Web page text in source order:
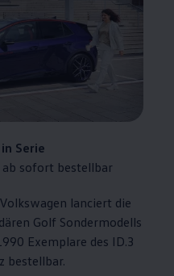
in Serie
sofort bestellbar
Volkswagen lanciert die
Golf Sondermodells
Exemplare des ID.3
bestellbar.